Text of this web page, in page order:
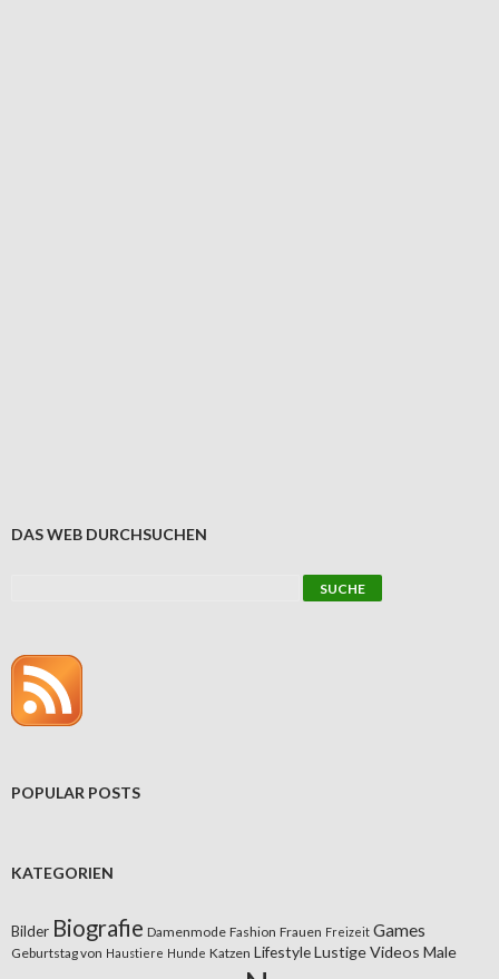
DAS WEB DURCHSUCHEN
POPULAR POSTS
KATEGORIEN
Bilder Biografie Damenmode Fashion Frauen Freizeit Games
Geburtstag von Haustiere Hunde Katzen LifestyleLustige Videos Male